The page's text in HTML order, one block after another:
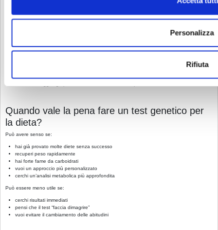
Personalizza
Rifiuta
Il test può essere un supporto interessante, ma il vero valore nasce dalla capacità di
obiettivi
sostenibilità
Un professionista esperto spesso individua criticità metaboliche anche senza un test
Quando vale la pena fare un test genetico per
la dieta?
Può avere senso se:
hai già provato molte diete senza successo
recuperi peso rapidamente
hai forte fame da carboidrati
vuoi un approccio più personalizzato
cerchi un’analisi metabolica più approfondita
Può essere meno utile se:
cerchi risultati immediati
pensi che il test “faccia dimagrire”
vuoi evitare il cambiamento delle abitudini